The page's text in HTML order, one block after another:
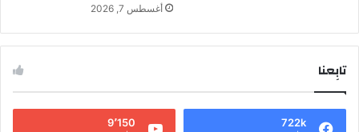
أغسطس 7, 2026
تابِعنا
722k 9٬150